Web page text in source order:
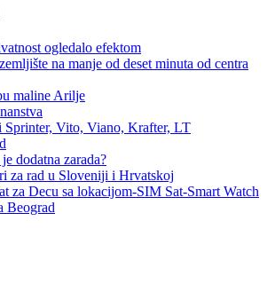
ogledalo efektom
na manje od deset minuta od centra
maline Arilje
Sprinter, Vito, Viano, Krafter, LT
dodatna zarada?
za rad u Sloveniji i Hrvatskoj
za Decu sa lokacijom-SIM Sat-Smart Watch
Beograd